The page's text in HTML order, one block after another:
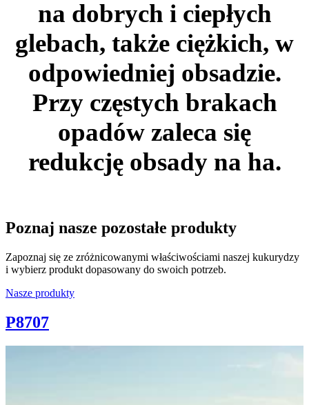
na dobrych i ciepłych
glebach, także ciężkich, w
odpowiedniej obsadzie.
Przy częstych brakach
opadów zaleca się
redukcję obsady na ha.
Poznaj nasze pozostałe produkty
Zapoznaj się ze zróżnicowanymi właściwościami naszej kukurydzy
i wybierz produkt dopasowany do swoich potrzeb.
Nasze produkty
P8707